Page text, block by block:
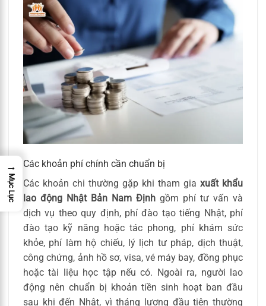
Các khoản phí chính cần chuẩn bị
Các khoản chi thường gặp khi tham gia xuất khẩu
lao động Nhật Bản Nam Định gồm phí tư vấn và
dịch vụ theo quy định, phí đào tạo tiếng Nhật, phí
đào tạo kỹ năng hoặc tác phong, phí khám sức
khỏe, phí làm hộ chiếu, lý lịch tư pháp, dịch thuật,
công chứng, ảnh hồ sơ, visa, vé máy bay, đồng phục
hoặc tài liệu học tập nếu có. Ngoài ra, người lao
động nên chuẩn bị khoản tiền sinh hoạt ban đầu
sau khi đến Nhật, vì tháng lương đầu tiên thường
→
Mục Lục